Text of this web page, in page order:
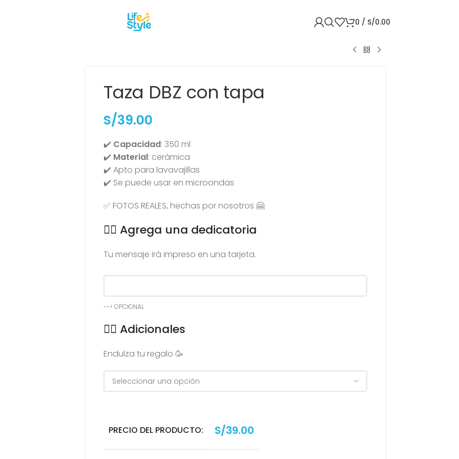
0 / S/0.00
Taza DBZ con tapa
S/39.00
✔️ Capacidad: 350 ml
✔️ Material: cerámica
✔️ Apto para lavavajillas
✔️ Se puede usar en microondas
✅ FOTOS REALES, hechas por nosotros 🤗
👉🏻 Agrega una dedicatoria
Tu mensaje irá impreso en una tarjeta.
--> OPCIONAL
👉🏻 Adicionales
Endulza tu regalo 🥳
PRECIO DEL PRODUCTO: S/39.00